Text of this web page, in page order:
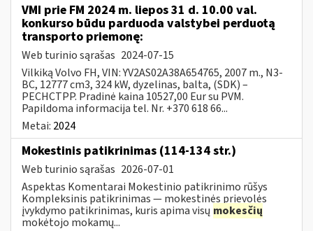
VMI prie FM 2024 m. liepos 31 d. 10.00 val.
konkurso būdu parduoda valstybei perduotą
transporto priemonę:
Web turinio sąrašas 2024-07-15
Vilkiką Volvo FH, VIN: YV2AS02A38A654765, 2007 m., N3-
BC, 12777 cm3, 324 kW, dyzelinas, balta, (SDK) –
PECHCTPP. Pradinė kaina 10527,00 Eur su PVM.
Papildoma informacija tel. Nr. +370 618 66...
Metai: 2024
Mokestinis patikrinimas (114-134 str.)
Web turinio sąrašas 2026-07-01
Aspektas Komentarai Mokestinio patikrinimo rūšys
Kompleksinis patikrinimas — mokestinės prievolės
įvykdymo patikrinimas, kuris apima visų mokesčių
mokėtojo mokamų...